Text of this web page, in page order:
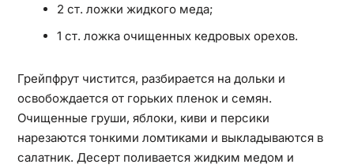
2 ст. ложки жидкого меда;
1 ст. ложка очищенных кедровых орехов.
Грейпфрут чистится, разбирается на дольки и
освобождается от горьких пленок и семян.
Очищенные груши, яблоки, киви и персики
нарезаются тонкими ломтиками и выкладываются в
салатник. Десерт поливается жидким медом и